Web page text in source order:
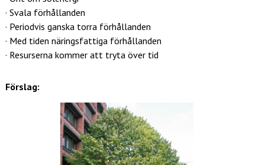
· Svala förhållanden
· Periodvis ganska torra förhållanden
· Med tiden näringsfattiga förhållanden
· Resurserna kommer att tryta över tid
Förslag: